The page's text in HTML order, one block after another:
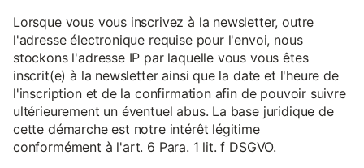
Lorsque vous vous inscrivez à la newsletter, outre
l'adresse électronique requise pour l'envoi, nous
stockons l'adresse IP par laquelle vous vous êtes
inscrit(e) à la newsletter ainsi que la date et l'heure de
l'inscription et de la confirmation afin de pouvoir suivre
ultérieurement un éventuel abus. La base juridique de
cette démarche est notre intérêt légitime
conformément à l'art. 6 Para. 1 lit. f DSGVO.